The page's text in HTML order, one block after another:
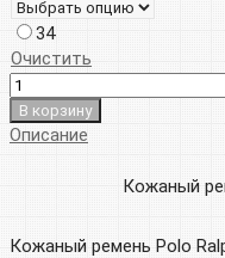
34
Очистить
В корзину
Описание
Кожаный
Кожаный ремень Polo